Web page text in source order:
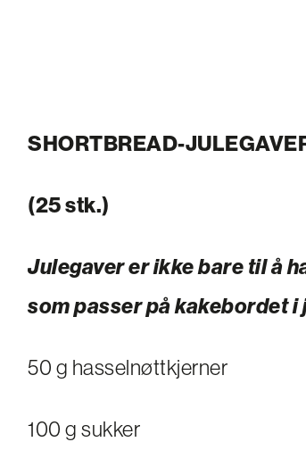
SHORTBREAD-
(25 stk.)
Julegaver er ikke bare til å
som passer på kakebordet i
50 g hasselnøttkjerner
100 g sukker